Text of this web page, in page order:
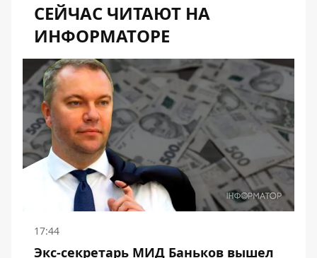
СЕЙЧАС ЧИТАЮТ НА
ИНФОРМАТОРЕ
17:44
Экс-секретарь МИД Баньков вышел